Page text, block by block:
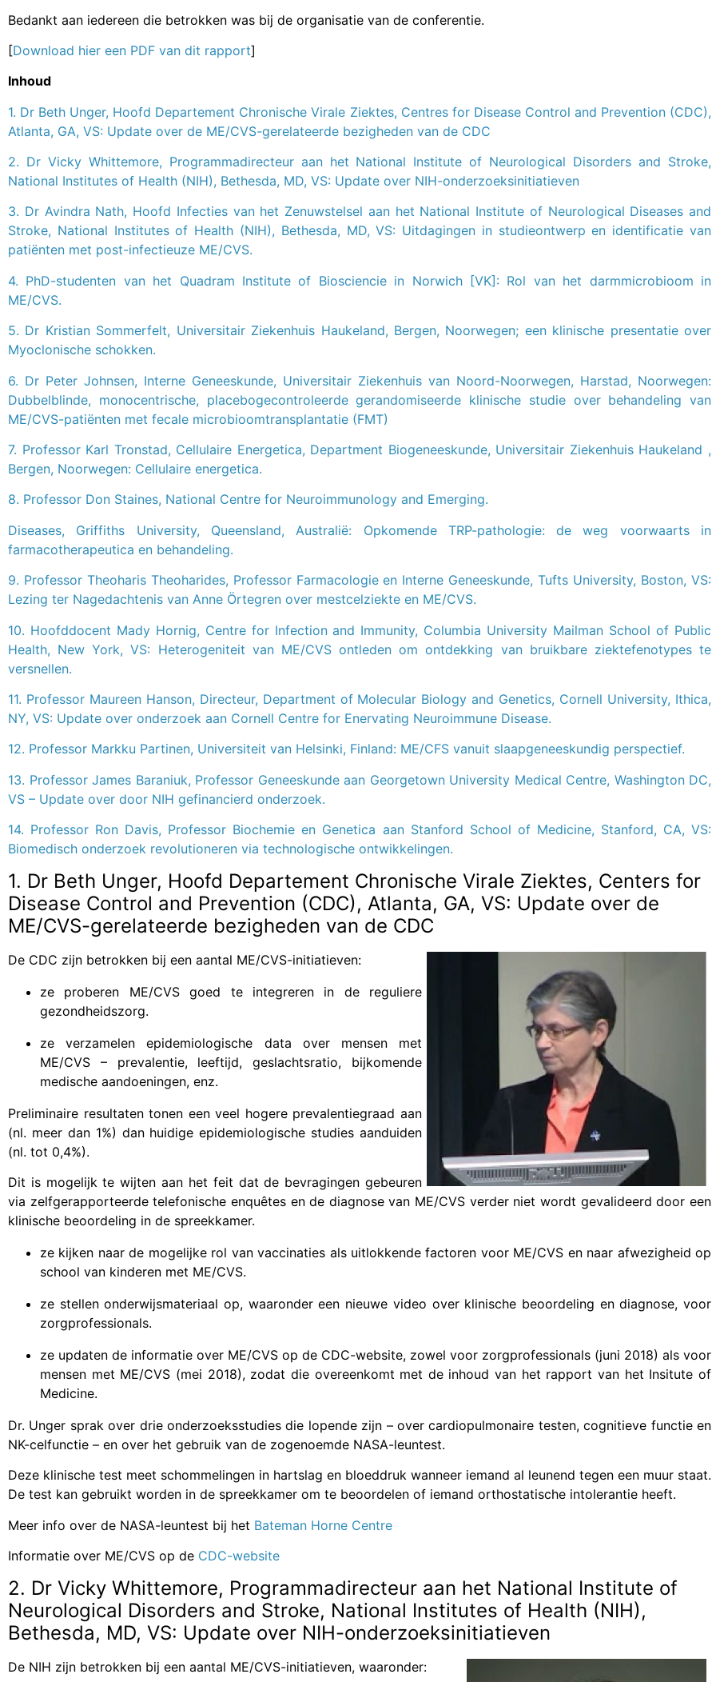
Bedankt aan iedereen die betrokken was bij de organisatie van de conferentie.
[Download hier een PDF van dit rapport]
Inhoud
1. Dr Beth Unger, Hoofd Departement Chronische Virale Ziektes, Centres for Disease Control and Prevention (CDC),
Atlanta, GA, VS: Update over de ME/CVS-gerelateerde bezigheden van de CDC
2. Dr Vicky Whittemore, Programmadirecteur aan het National Institute of Neurological Disorders and Stroke,
National Institutes of Health (NIH), Bethesda, MD, VS: Update over NIH-onderzoeksinitiatieven
3. Dr Avindra Nath, Hoofd Infecties van het Zenuwstelsel aan het National Institute of Neurological Diseases and
Stroke, National Institutes of Health (NIH), Bethesda, MD, VS: Uitdagingen in studieontwerp en identificatie van
patiënten met post-infectieuze ME/CVS.
4. PhD-studenten van het Quadram Institute of Biosciencie in Norwich [VK]: Rol van het darmmicrobioom in
ME/CVS.
5. Dr Kristian Sommerfelt, Universitair Ziekenhuis Haukeland, Bergen, Noorwegen; een klinische presentatie over
Myoclonische schokken.
6. Dr Peter Johnsen, Interne Geneeskunde, Universitair Ziekenhuis van Noord-Noorwegen, Harstad, Noorwegen:
Dubbelblinde, monocentrische, placebogecontroleerde gerandomiseerde klinische studie over behandeling van
ME/CVS-patiënten met fecale microbioomtransplantatie (FMT)
7. Professor Karl Tronstad, Cellulaire Energetica, Department Biogeneeskunde, Universitair Ziekenhuis Haukeland ,
Bergen, Noorwegen: Cellulaire energetica.
8. Professor Don Staines, National Centre for Neuroimmunology and Emerging.
Diseases, Griffiths University, Queensland, Australië: Opkomende TRP-pathologie: de weg voorwaarts in
farmacotherapeutica en behandeling.
9. Professor Theoharis Theoharides, Professor Farmacologie en Interne Geneeskunde, Tufts University, Boston, VS:
Lezing ter Nagedachtenis van Anne Örtegren over mestcelziekte en ME/CVS.
10. Hoofddocent Mady Hornig, Centre for Infection and Immunity, Columbia University Mailman School of Public
Health, New York, VS: Heterogeniteit van ME/CVS ontleden om ontdekking van bruikbare ziektefenotypes te
versnellen.
11. Professor Maureen Hanson, Directeur, Department of Molecular Biology and Genetics, Cornell University, Ithica,
NY, VS: Update over onderzoek aan Cornell Centre for Enervating Neuroimmune Disease.
12. Professor Markku Partinen, Universiteit van Helsinki, Finland: ME/CFS vanuit slaapgeneeskundig perspectief.
13. Professor James Baraniuk, Professor Geneeskunde aan Georgetown University Medical Centre, Washington DC,
VS – Update over door NIH gefinancierd onderzoek.
14. Professor Ron Davis, Professor Biochemie en Genetica aan Stanford School of Medicine, Stanford, CA, VS:
Biomedisch onderzoek revolutioneren via technologische ontwikkelingen.
1. Dr Beth Unger, Hoofd Departement Chronische Virale Ziektes, Centers for
Disease Control and Prevention (CDC), Atlanta, GA, VS: Update over de
ME/CVS-gerelateerde bezigheden van de CDC
De CDC zijn betrokken bij een aantal ME/CVS-initiatieven:
ze proberen ME/CVS goed te integreren in de reguliere
gezondheidszorg.
ze verzamelen epidemiologische data over mensen met
ME/CVS – prevalentie, leeftijd, geslachtsratio, bijkomende
medische aandoeningen, enz.
Preliminaire resultaten tonen een veel hogere prevalentiegraad aan
(nl. meer dan 1%) dan huidige epidemiologische studies aanduiden
(nl. tot 0,4%).
Dit is mogelijk te wijten aan het feit dat de bevragingen gebeuren
via zelfgerapporteerde telefonische enquêtes en de diagnose van ME/CVS verder niet wordt gevalideerd door een
klinische beoordeling in de spreekkamer.
ze kijken naar de mogelijke rol van vaccinaties als uitlokkende factoren voor ME/CVS en naar afwezigheid op
school van kinderen met ME/CVS.
ze stellen onderwijsmateriaal op, waaronder een nieuwe video over klinische beoordeling en diagnose, voor
zorgprofessionals.
ze updaten de informatie over ME/CVS op de CDC-website, zowel voor zorgprofessionals (juni 2018) als voor
mensen met ME/CVS (mei 2018), zodat die overeenkomt met de inhoud van het rapport van het Insitute of
Medicine.
Dr. Unger sprak over drie onderzoeksstudies die lopende zijn – over cardiopulmonaire testen, cognitieve functie en
NK-celfunctie – en over het gebruik van de zogenoemde NASA-leuntest.
Deze klinische test meet schommelingen in hartslag en bloeddruk wanneer iemand al leunend tegen een muur staat.
De test kan gebruikt worden in de spreekkamer om te beoordelen of iemand orthostatische intolerantie heeft.
Meer info over de NASA-leuntest bij het Bateman Horne Centre
Informatie over ME/CVS op de CDC-website
2. Dr Vicky Whittemore, Programmadirecteur aan het National Institute of
Neurological Disorders and Stroke, National Institutes of Health (NIH),
Bethesda, MD, VS: Update over NIH-onderzoeksinitiatieven
De NIH zijn betrokken bij een aantal ME/CVS-initiatieven, waaronder: